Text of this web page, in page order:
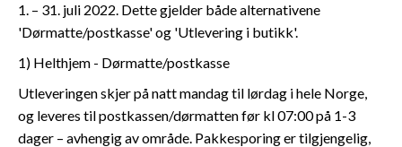
1. – 31. juli 2022. Dette gjelder både alternativene
'Dørmatte/postkasse' og 'Utlevering i butikk'.
1) Helthjem - Dørmatte/postkasse
Utleveringen skjer på natt mandag til lørdag i hele Norge,
og leveres til postkassen/dørmatten før kl 07:00 på 1-3
dager – avhengig av område. Pakkesporing er tilgjengelig,